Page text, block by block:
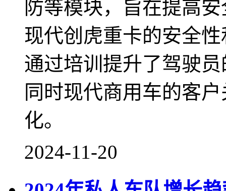
防等模块，旨在提高
现代创虎重卡的安全
通过培训提升了驾驶
同时现代商用车的客
化。
2024-11-20